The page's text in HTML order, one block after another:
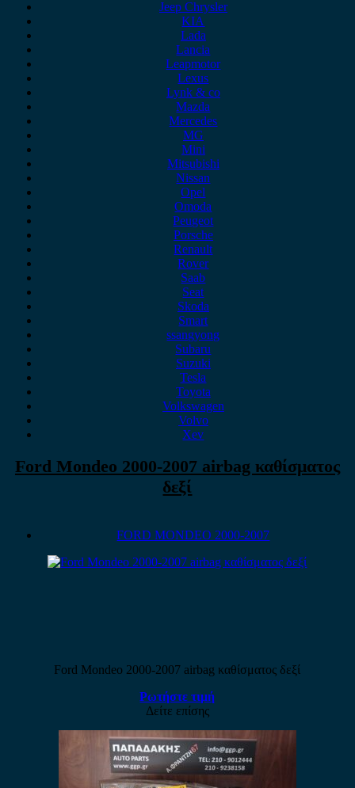
Jeep Chrysler
KIA
Lada
Lancia
Leapmotor
Lexus
Lynk & co
Mazda
Mercedes
MG
Mini
Mitsubishi
Nissan
Opel
Omoda
Peugeot
Porsche
Renault
Rover
Saab
Seat
Skoda
Smart
ssangyong
Subaru
Suzuki
Tesla
Toyota
Volkswagen
Volvo
Xev
Ford Mondeo 2000-2007 airbag καθίσματος
δεξί
FORD MONDEO 2000-2007
Ford Mondeo 2000-2007 airbag καθίσματος δεξί
Ρωτήστε τιμή
Δείτε επίσης